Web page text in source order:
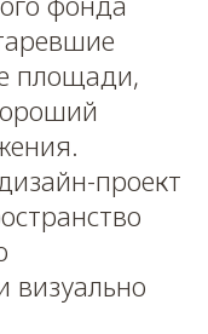
площади,
проект